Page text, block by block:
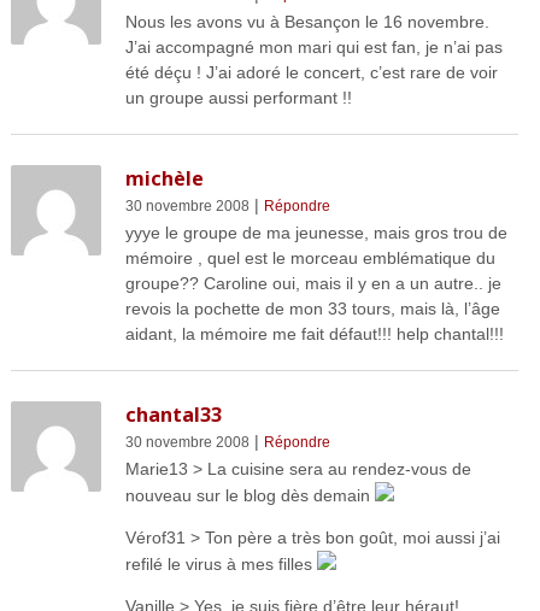
Nous les avons vu à Besançon le 16 novembre.
J’ai accompagné mon mari qui est fan, je n’ai pas
été déçu ! J’ai adoré le concert, c’est rare de voir
un groupe aussi performant !!
michèle
30 novembre 2008 | Répondre
yyye le groupe de ma jeunesse, mais gros trou de
mémoire , quel est le morceau emblématique du
groupe?? Caroline oui, mais il y en a un autre.. je
revois la pochette de mon 33 tours, mais là, l’âge
aidant, la mémoire me fait défaut!!! help chantal!!!
chantal33
30 novembre 2008 | Répondre
Marie13 > La cuisine sera au rendez-vous de
nouveau sur le blog dès demain
Vérof31 > Ton père a très bon goût, moi aussi j’ai
refilé le virus à mes filles
Vanille > Yes, je suis fière d’être leur héraut!